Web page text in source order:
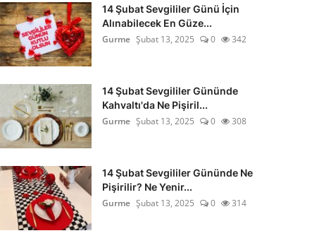
14 Şubat Sevgililer Günü İçin
Alınabilecek En Güze...
Gurme Şubat 13, 2025 0 342
14 Şubat Sevgililer Gününde
Kahvaltı'da Ne Pişiril...
Gurme Şubat 13, 2025 0 308
14 Şubat Sevgililer Gününde Ne
Pişirilir? Ne Yenir...
Gurme Şubat 13, 2025 0 314